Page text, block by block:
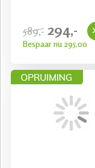
589,- 294,-
Bespaar nu 295,00